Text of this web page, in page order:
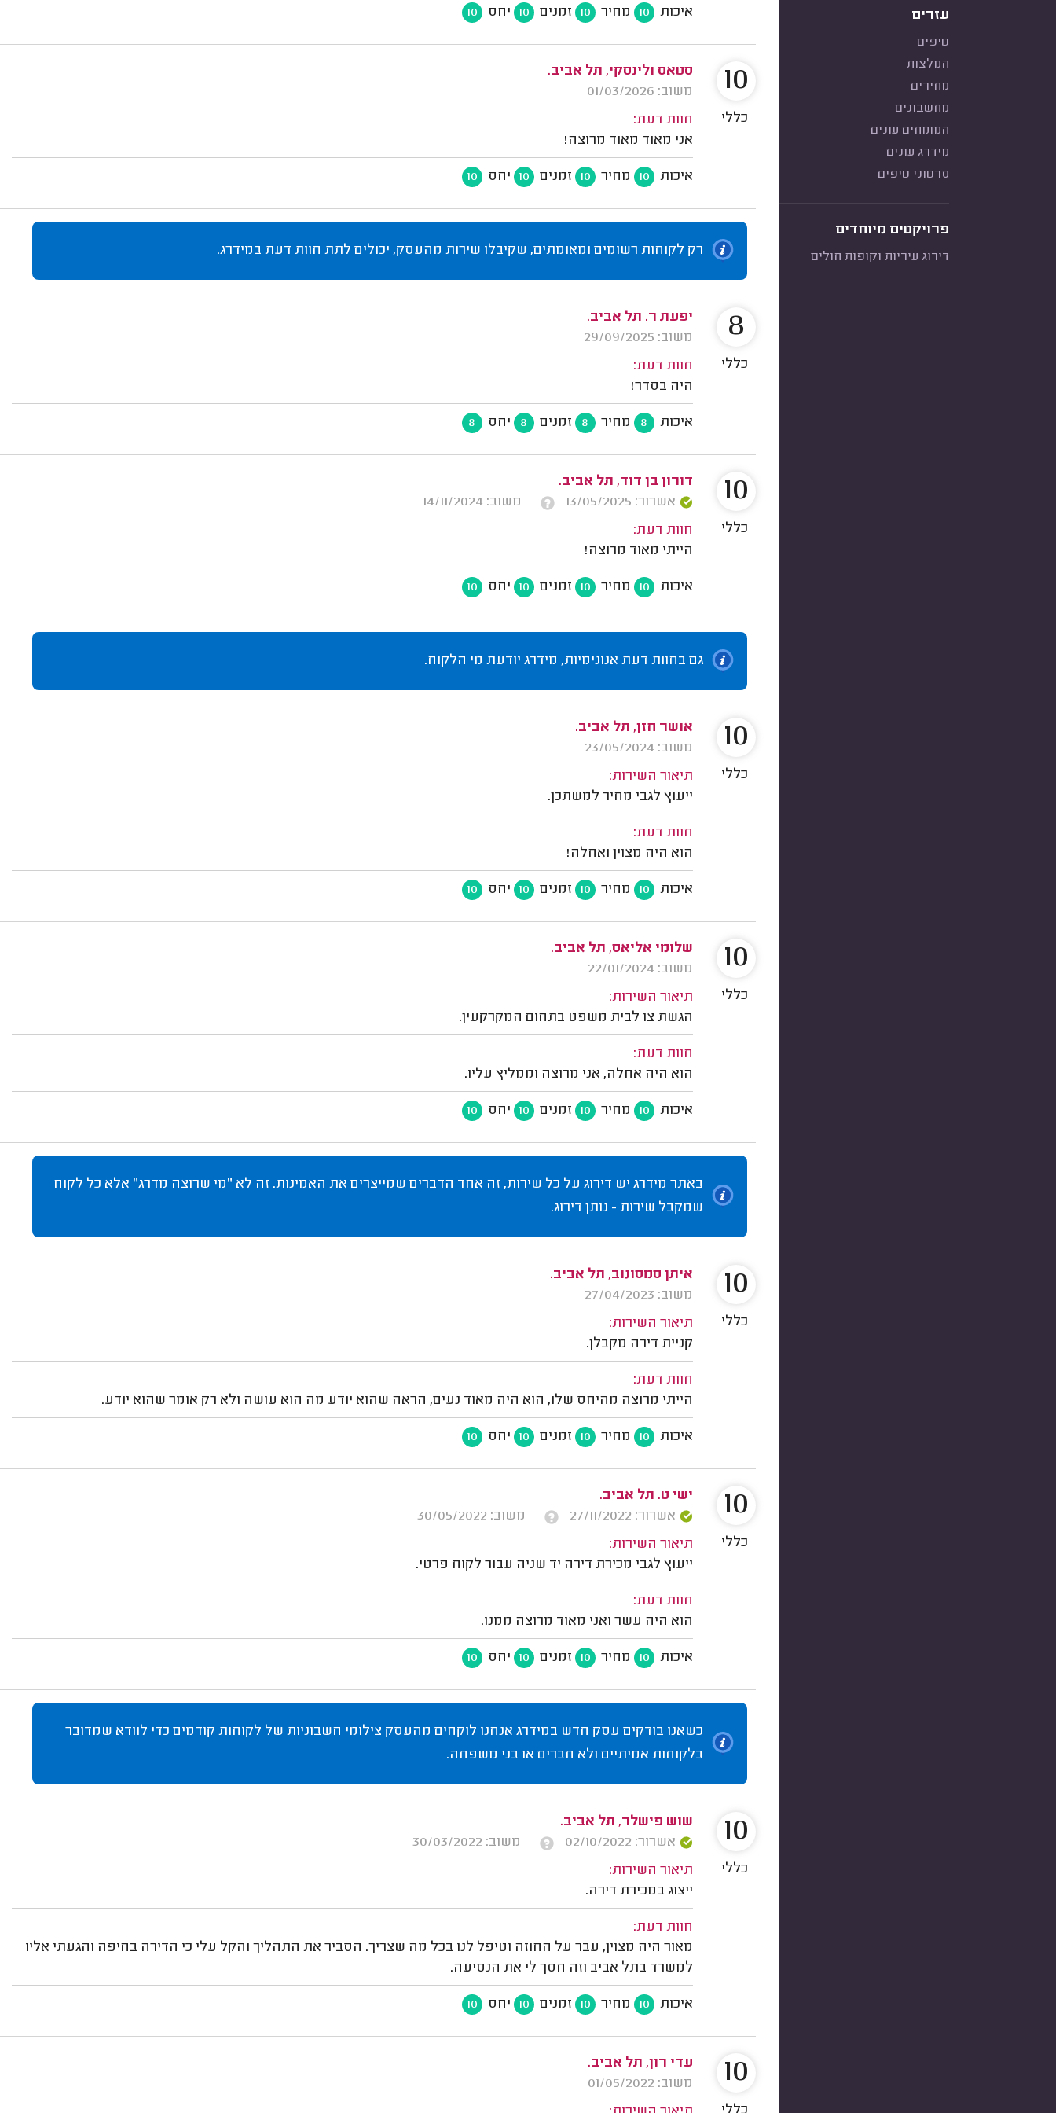
עזרים
טיפים
המלצות
מחירים
מחשבונים
המומחים עונים
מידרג עונים
סרטוני טיפים
פרויקטים מיוחדים
דירוג עיריות וקופות חולים
איכות 10 מחיר 10 זמנים 10 יחס 10
סטאס ולינסקי, תל אביב.
משוב: 01/03/2026
חוות דעת:
אני מאוד מאוד מרוצה!
איכות 10 מחיר 10 זמנים 10 יחס 10
10
כללי
רק לקוחות רשומים ומאומתים, שקיבלו שירות מהעסק, יכולים לתת חוות דעת במידרג.
יפעת ר. תל אביב.
משוב: 29/09/2025
חוות דעת:
היה בסדר!
איכות 8 מחיר 8 זמנים 8 יחס 8
8
כללי
דורון בן דוד, תל אביב.
אשרור: 13/05/2025
משוב: 14/11/2024
חוות דעת:
הייתי מאוד מרוצה!
איכות 10 מחיר 10 זמנים 10 יחס 10
10
כללי
גם בחוות דעת אנונימיות, מידרג יודעת מי הלקוח.
אושר חזן, תל אביב.
משוב: 23/05/2024
תיאור השירות:
ייעוץ לגבי מחיר למשתכן.
חוות דעת:
הוא היה מצוין ואחלה!
איכות 10 מחיר 10 זמנים 10 יחס 10
10
כללי
שלומי אליאס, תל אביב.
משוב: 22/01/2024
תיאור השירות:
הגשת צו לבית משפט בתחום המקרקעין.
חוות דעת:
הוא היה אחלה, אני מרוצה וממליץ עליו.
איכות 10 מחיר 10 זמנים 10 יחס 10
10
כללי
באתר מידרג יש דירוג על כל שירות, זה אחד הדברים שמייצרים את האמינות. זה לא "מי שרוצה מדרג" אלא כל לקוח
שמקבל שירות - נותן דירוג.
איתן סמסונוב, תל אביב.
משוב: 27/04/2023
תיאור השירות:
קניית דירה מקבלן.
חוות דעת:
הייתי מרוצה מהיחס שלו, הוא היה מאוד נעים, הראה שהוא יודע מה הוא עושה ולא רק אומר שהוא יודע.
איכות 10 מחיר 10 זמנים 10 יחס 10
10
כללי
ישי ט. תל אביב.
אשרור: 27/11/2022
משוב: 30/05/2022
תיאור השירות:
ייעוץ לגבי מכירת דירה יד שניה עבור לקוח פרטי.
חוות דעת:
הוא היה עשר ואני מאוד מרוצה ממנו.
איכות 10 מחיר 10 זמנים 10 יחס 10
10
כללי
כשאנו בודקים עסק חדש במידרג אנחנו לוקחים מהעסק צילומי חשבוניות של לקוחות קודמים כדי לוודא שמדובר
בלקוחות אמיתיים ולא חברים או בני משפחה.
שוש פישלר, תל אביב.
אשרור: 02/10/2022
משוב: 30/03/2022
תיאור השירות:
ייצוג במכירת דירה.
חוות דעת:
מאור היה מצוין, עבר על החוזה וטיפל לנו בכל מה שצריך. הסביר את התהליך והקל עלי כי הדירה בחיפה והגעתי אליו
למשרד בתל אביב וזה חסך לי את הנסיעה.
איכות 10 מחיר 10 זמנים 10 יחס 10
10
כללי
עדי רון, תל אביב.
משוב: 01/05/2022
10